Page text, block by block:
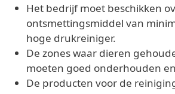
Het bedrijf moet beschikken
ontsmettingsmiddel van
hoge drukreiniger.
De zones waar dieren
moeten goed onderhouden
De producten voor de